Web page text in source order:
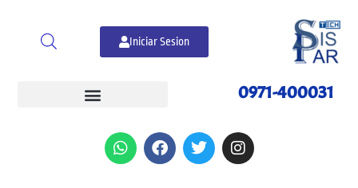
contenido
Iniciar Sesion
0971-400031
W
h
F
a
T
w
I
n